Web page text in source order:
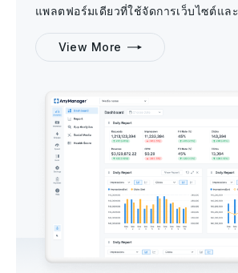
แพลตฟอร์มเดียวที่ใช้จัดการเว็บไซต์แล
View More